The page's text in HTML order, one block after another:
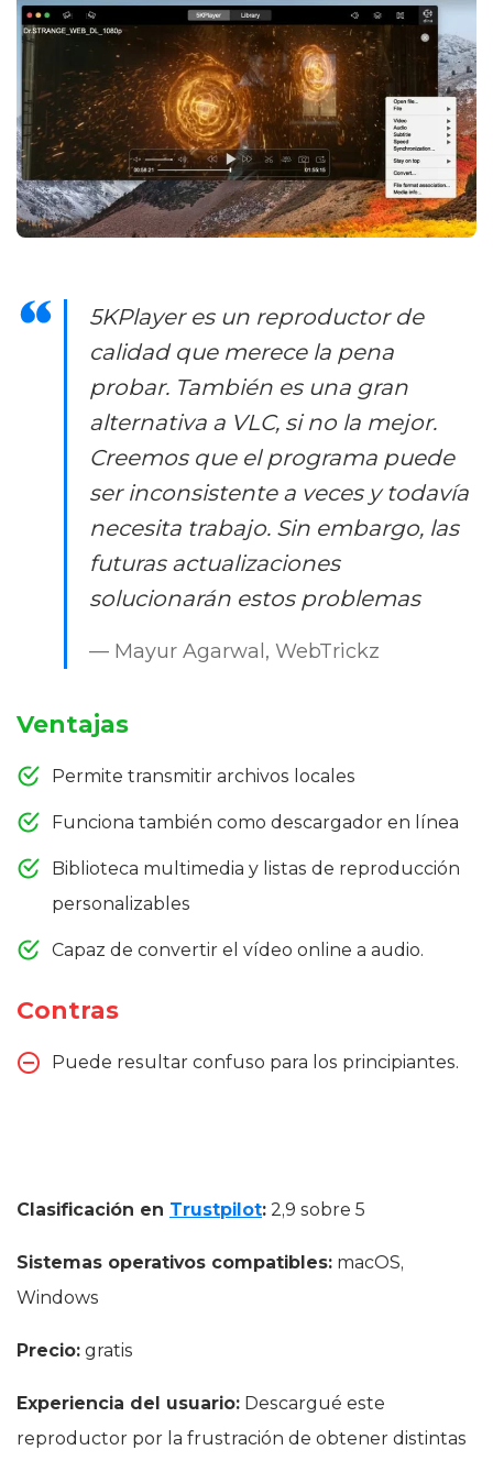
5KPlayer es un reproductor de
calidad que merece la pena
probar. También es una gran
alternativa a VLC, si no la mejor.
Creemos que el programa puede
ser inconsistente a veces y todavía
necesita trabajo. Sin embargo, las
futuras actualizaciones
solucionarán estos problemas
— Mayur Agarwal, WebTrickz
Ventajas
Permite transmitir archivos locales
Funciona también como descargador en línea
Biblioteca multimedia y listas de reproducción
personalizables
Capaz de convertir el vídeo online a audio.
Contras
Puede resultar confuso para los principiantes.
Clasificación en Trustpilot: 2,9 sobre 5
Sistemas operativos compatibles: macOS,
Windows
Precio: gratis
Experiencia del usuario: Descargué este
reproductor por la frustración de obtener distintas